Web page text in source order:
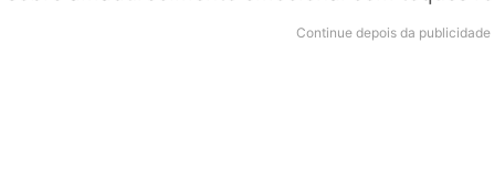
Continue depois da publicidade